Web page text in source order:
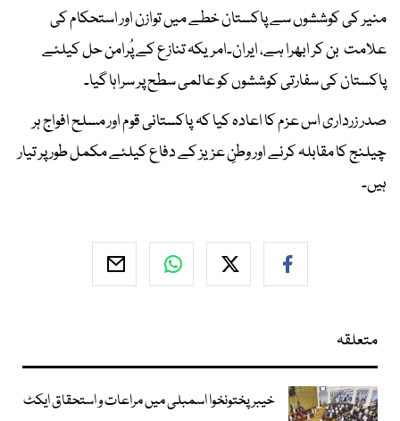
منیر کی کوششوں سے پاکستان خطے میں توازن اور استحکام کی
علامت بن کر ابھرا ہے، ایران۔امریکہ تنازع کے پُرامن حل کیلئے
پاکستان کی سفارتی کوششوں کو عالمی سطح پر سراہا گیا۔
صدر زرداری اس عزم کا اعادہ کیا کہ پاکستانی قوم اور مسلح افواج ہر
چیلنج کا مقابلہ کرنے اور وطنِ عزیز کے دفاع کیلئے مکمل طور پر تیار
ہیں۔
متعلقہ
خیبرپختونخوا اسمبلی میں مراعات و استحقاق ایکٹ